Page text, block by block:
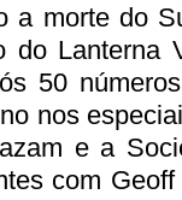
a morte do
do Lanterna
50
nos
e a
com